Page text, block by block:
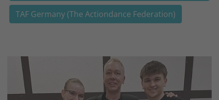
TAF Germany (The Actiondance Federation)